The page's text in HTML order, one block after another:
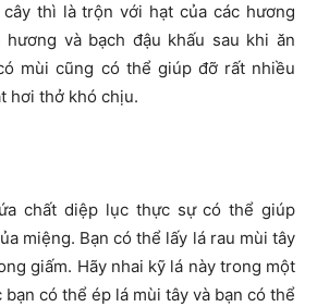
thì là trộn với hạt của các hương
và bạch đậu khấu sau khi ăn
mùi cũng có thể giúp đỡ rất nhiều
hơi thở khó chịu.
chất diệp lục thực sự có thể giúp
miệng. Bạn có thể lấy lá rau mùi tây
giấm. Hãy nhai kỹ lá này trong một
bạn có thể ép lá mùi tây và bạn có thể